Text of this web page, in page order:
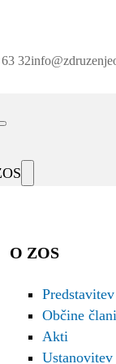
32
O ZOS
Predstavitev
Občine
Akti
Ustanovitev